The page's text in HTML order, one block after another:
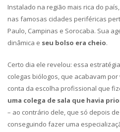
Instalado na região mais rica do
nas famosas cidades periféricas
Paulo, Campinas e Sorocaba. Sua
dinâmica e seu bolso era cheio.
Certo dia ele revelou: essa
colegas biólogos, que acabavam
conta da escolha profissional que
uma colega de sala que havia
– ao contrário dele, que só depois
conseguindo fazer uma